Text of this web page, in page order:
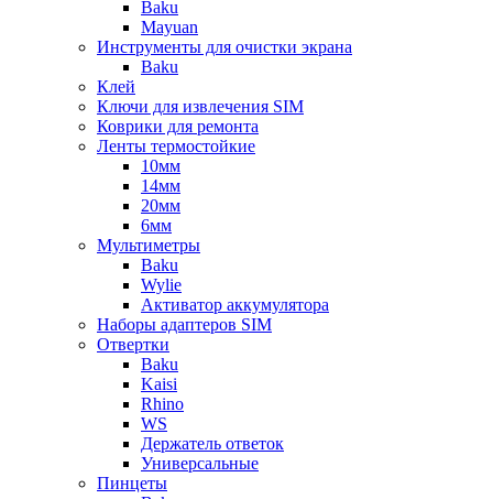
Baku
Mayuan
Инструменты для очистки экрана
Baku
Клей
Ключи для извлечения SIM
Коврики для ремонта
Ленты термостойкие
10мм
14мм
20мм
6мм
Мультиметры
Baku
Wylie
Активатор аккумулятора
Наборы адаптеров SIM
Отвертки
Baku
Kaisi
Rhino
WS
Держатель ответок
Универсальные
Пинцеты